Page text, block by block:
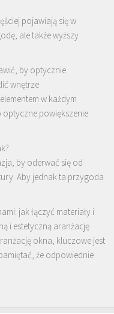
pojawiają się w
ale także wyższy
by optycznie
wnętrze
w każdym
optyczne powiększenie
by oderwać się od
Aby jednak ta przygoda
jak łączyć materiały i
i estetyczną aranżację
okna, kluczowe jest
że odpowiednie